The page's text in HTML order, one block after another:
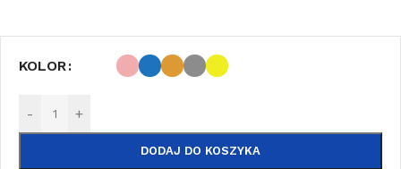
KOLOR
- +
DODAJ DO KOSZYKA